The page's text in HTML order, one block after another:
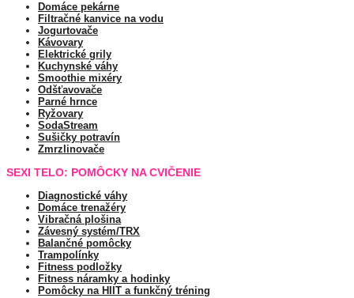
Domáce pekárne
Filtračné kanvice na vodu
Jogurtovače
Kávovary
Elektrické grily
Kuchynské váhy
Smoothie mixéry
Odšťavovače
Parné hrnce
Ryžovary
SodaStream
Sušičky potravín
Zmrzlinovače
SEXI TELO: POMÔCKY NA CVIČENIE
Diagnostické váhy
Domáce trenažéry
Vibračná plošina
Závesný systém/TRX
Balančné pomôcky
Trampolínky
Fitness podložky
Fitness náramky a hodinky
Pomôcky na HIIT a funkčný tréning